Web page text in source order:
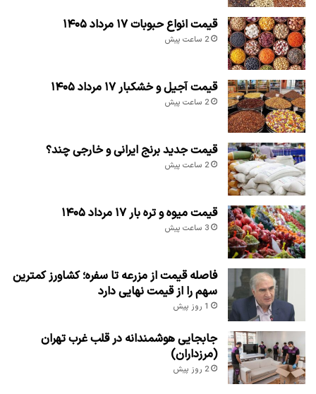
قیمت انواع حبوبات ۱۷ مرداد ۱۴۰۵
2 ساعت پیش
قیمت آجیل و خشکبار ۱۷ مرداد ۱۴۰۵
2 ساعت پیش
قیمت جدید برنج ایرانی و خارجی چند؟
2 ساعت پیش
قیمت میوه و تره بار ۱۷ مرداد ۱۴۰۵
3 ساعت پیش
فاصله قیمت از مزرعه تا سفره؛ کشاورز کمترین
سهم را از قیمت نهایی دارد
1 روز پیش
جابجایی هوشمندانه در قلب غرب تهران
(مرزداران)
2 روز پیش